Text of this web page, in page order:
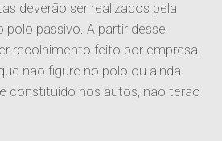
Trabalhista
e Sucessões
Imprensa
Ver Todos
em Contato
deverão ser realizados pela
passivo. A partir desse
recolhimento feito por empresa
não figure no polo ou ainda
constituído nos autos, não terão